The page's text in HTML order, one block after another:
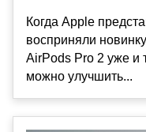
Когда Apple
восприняли
AirPods Pro 2 уже и
можно улучшить...